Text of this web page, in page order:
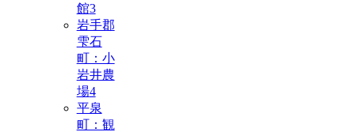
館3
岩手郡
雫石
町：小
岩井農
場4
平泉
町：観